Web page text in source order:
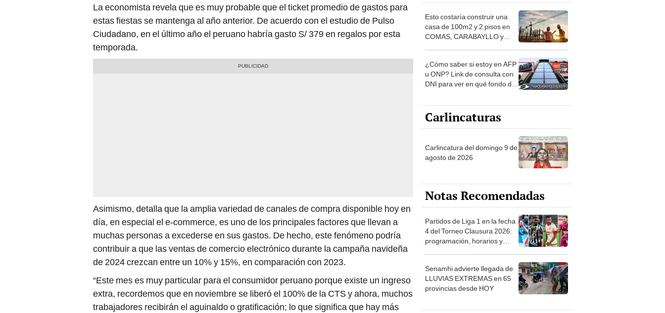
La economista revela que es muy probable que el ticket promedio de gastos para
estas fiestas se mantenga al año anterior. De acuerdo con el estudio de Pulso
Ciudadano, en el último año el peruano habría gasto S/ 379 en regalos por esta
temporada.
Asimismo, detalla que la amplia variedad de canales de compra disponible hoy en
día, en especial el e-commerce, es uno de los principales factores que llevan a
muchas personas a excederse en sus gastos. De hecho, este fenómeno podría
contribuir a que las ventas de comercio electrónico durante la campaña navideña
de 2024 crezcan entre un 10% y 15%, en comparación con 2023.
“Este mes es muy particular para el consumidor peruano porque existe un ingreso
extra, recordemos que en noviembre se liberó el 100% de la CTS y ahora, muchos
trabajadores recibirán el aguinaldo o gratificación; lo que significa que hay más
Esto costaría construir una
casa de 100m2 y 2 pisos en
COMAS, CARABAYLLO y
¿Cómo saber si estoy en AFP
u ONP? Link de consulta con
DNI para ver en qué fondo de
Carlincaturas
Carlincatura del domingo 9 de
agosto de 2026
Notas Recomendadas
Partidos de Liga 1 en la fecha
4 del Torneo Clausura 2026:
programación, horarios y
Senamhi advierte llegada de
LLUVIAS EXTREMAS en 65
provincias desde HOY